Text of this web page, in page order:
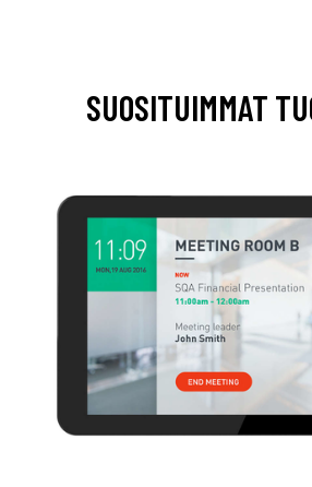
SUOSITUIMMAT